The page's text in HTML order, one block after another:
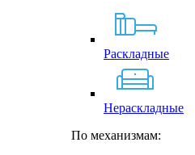
Раскладные
Нераскладные
По механизмам: